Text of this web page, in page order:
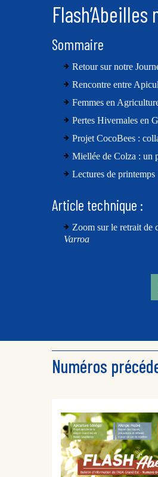
Flash’Abeilles
Sommaire
Retour sur notre
Rencontre entre
Femmes en
Pertes Hivernales en
Projet CocoBees :
Miellée de Colza : un
Lectures de printemps
Article technique :
Zoom sur le retrait de
Varroa
Numéros